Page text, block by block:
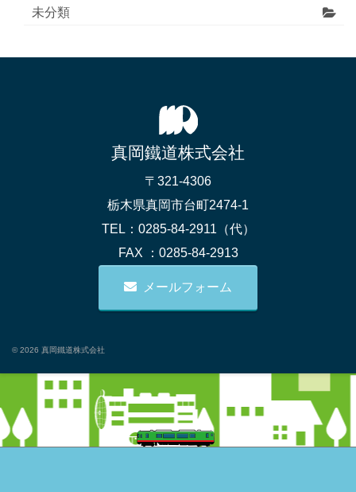
未分類
真岡鐵道株式会社
〒321-4306
栃木県真岡市台町2474-1
TEL：0285-84-2911（代）
FAX ：0285-84-2913
メールフォーム
© 2026 真岡鐵道株式会社